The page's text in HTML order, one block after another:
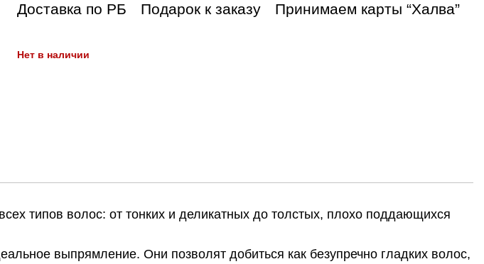
Доставка по РБ Подарок к заказу Принимаем карты “Халва”
Нет в наличии
типов волос: от тонких и деликатных до толстых, плохо поддающихся
выпрямление. Они позволят добиться как безупречно гладких волос,